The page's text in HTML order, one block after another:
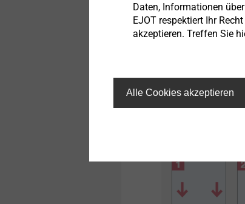
Zunächst muss
dasAnbauteil
derAnker
Daten, Informationen
EJOT respektiert Ihr
akzeptieren. Treffen Sie
Alle Cookies akzeptieren